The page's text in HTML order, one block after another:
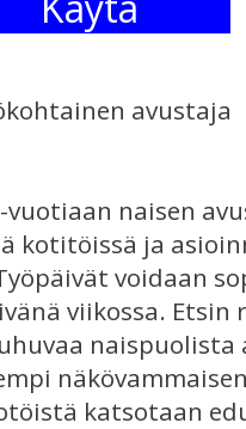
avustaja
vuotiaan naisen
kotitöissä ja
voidaan
viikossa.
naispuolista
katsotaan